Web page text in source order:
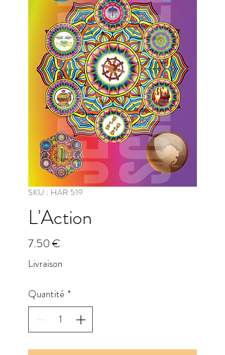
SKU : HAR 519
L'Action
7.50 €
Livraison
Quantité *